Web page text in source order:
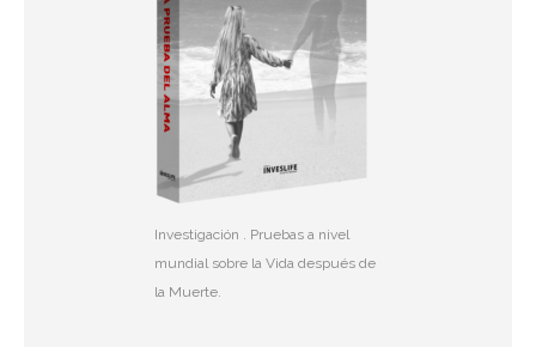
Investigación . Pruebas a nivel
mundial sobre la Vida después de
la Muerte.